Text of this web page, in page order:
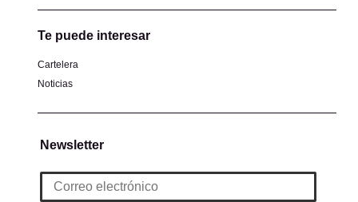
Te puede interesar
Cartelera
Noticias
Newsletter